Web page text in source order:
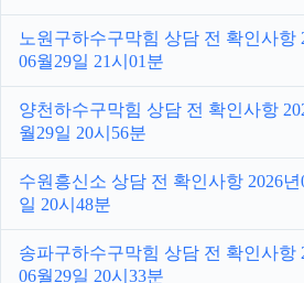
노원구하수구막힘 상담 전 확인사항
06월29일 21시01분
양천하수구막힘 상담 전 확인사항
월29일 20시56분
수원흥신소 상담 전 확인사항 2026년
일 20시48분
송파구하수구막힘 상담 전 확인사항
06월29일 20시33분